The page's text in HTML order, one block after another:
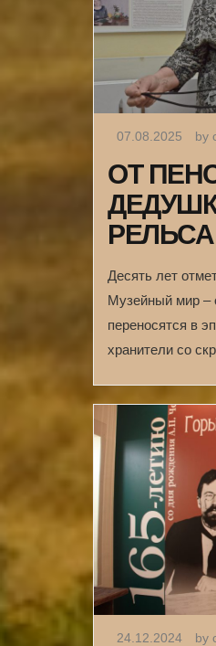
07.08.2025 by
ОТ
РЕЛЬСА
Десять лет
Музейный мир –
переносятся в
хранители со
24.12.2024 by